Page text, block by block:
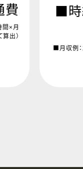
費
間×月
出）
■時
■月収例